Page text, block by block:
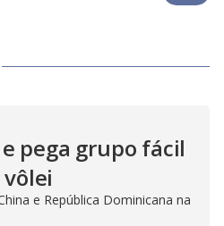
pega grupo fácil
e República Dominicana na